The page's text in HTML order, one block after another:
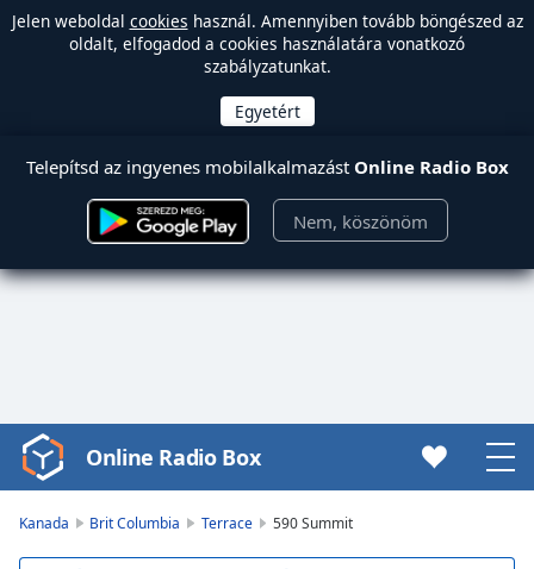
Jelen weboldal cookies használ. Amennyiben tovább böngészed az
oldalt, elfogadod a cookies használatára vonatkozó
szabályzatunkat.
Telepítsd az ingyenes mobilalkalmazást Online Radio Box
Nem, köszönöm
Video
Player
Online Radio Box
Kanada Brit Columbia Terrace 590 Summit